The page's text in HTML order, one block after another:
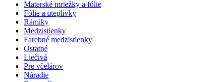
Materské mriežky a fólie
Fólie a uteplivky
Rámiky
Medzistienky
Farebné medzistienky
Ostatné
Liečivá
Pre včelárov
Náradie